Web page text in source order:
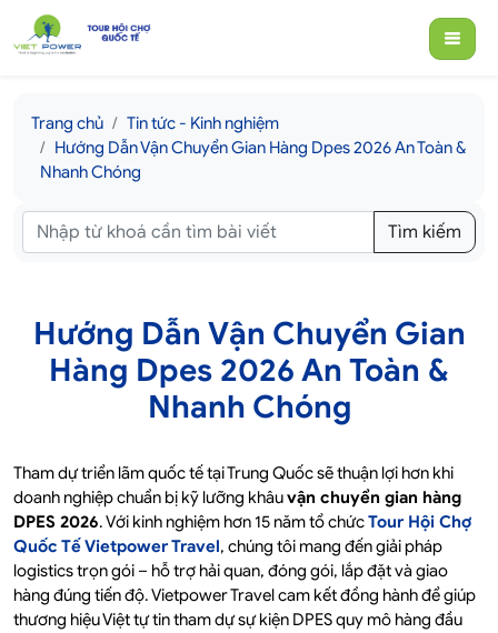
Trang chủ
Tin tức - Kinh nghiệm
Hướng Dẫn Vận Chuyển Gian Hàng Dpes 2026 An Toàn &
Nhanh Chóng
Tìm kiếm
Hướng Dẫn Vận Chuyển Gian
Hàng Dpes 2026 An Toàn &
Nhanh Chóng
Tham dự triển lãm quốc tế tại Trung Quốc sẽ thuận lợi hơn khi
doanh nghiệp chuẩn bị kỹ lưỡng khâuvận chuyển gian hàng
DPES 2026. Với kinh nghiệm hơn 15 năm tổ chứcTour Hội Chợ
Quốc Tế Vietpower Travel, chúng tôi mang đến giải pháp
logistics trọn gói – hỗ trợ hải quan, đóng gói, lắp đặt và giao
hàng đúng tiến độ. Vietpower Travel cam kết đồng hành để giúp
thương hiệu Việt tự tin tham dự sự kiện DPES quy mô hàng đầu